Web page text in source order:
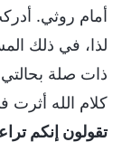
أمام روثي.
لذا، في ذلك
ذات صلة
كلام الله أثرت
تقولون إنكم